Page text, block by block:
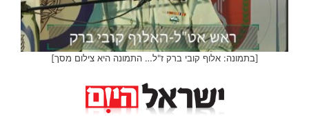
[בתמונה: אלוף קובי ברק ז"ל… התמונה היא צילום מסך]